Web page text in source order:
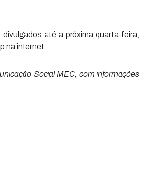
até a próxima quarta-feira,
na internet.
Social MEC, com informações